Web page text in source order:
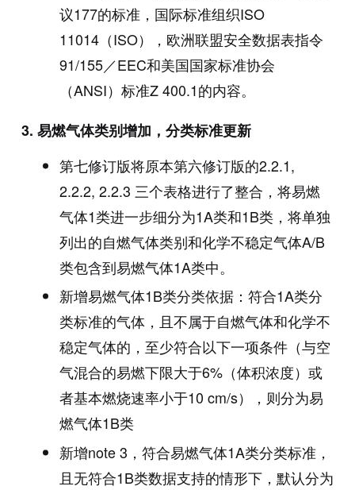
议177的标准，国际标准组织ISO
11014（ISO），欧洲联盟安全数据表指令
91/155／EEC和美国国家标准协会
（ANSI）标准Z 400.1的内容。
3. 易燃气体类别增加，分类标准更新
第七修订版将原本第六修订版的2.2.1,
2.2.2, 2.2.3 三个表格进行了整合，将易燃
气体1类进一步细分为1A类和1B类，将单独
列出的自燃气体类别和化学不稳定气体A/B
类包含到易燃气体1A类中。
新增易燃气体1B类分类依据：符合1A类分
类标准的气体，且不属于自燃气体和化学不
稳定气体的，至少符合以下一项条件（与空
气混合的易燃下限大于6%（体积浓度）或
者基本燃烧速率小于10 cm/s），则分为易
燃气体1B类
新增note 3，符合易燃气体1A类分类标准，
且无符合1B类数据支持的情形下，默认分为